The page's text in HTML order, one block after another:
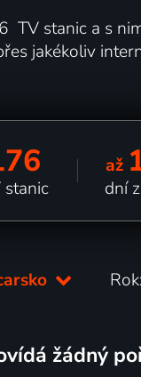
TV stanic a s
jakékoliv
stanic
až
dní
Rok:
žádný